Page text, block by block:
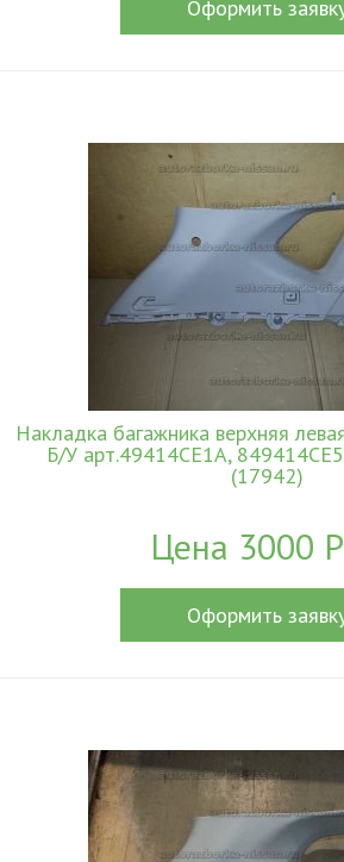
Оформить
Накладка багажника верхняя
Б/У арт.49414CE1A,
(17942)
Цена 3000
Оформить